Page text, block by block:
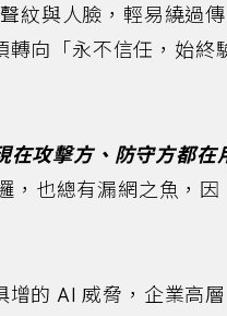
紋與人臉，輕易繞過傳
轉向「永不信任，始終
在攻擊方、防守方都在
，也總有漏網之魚，因
增的 AI 威脅，企業高層